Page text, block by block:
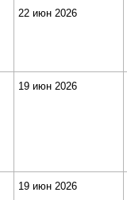
22 июн 2026
19 июн 2026
19 июн 2026